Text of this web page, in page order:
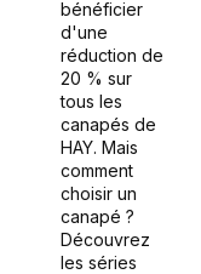
bénéficier
d'une
réduction de
20 % sur
tous les
canapés de
HAY. Mais
comment
choisir un
canapé ?
Découvrez
les séries